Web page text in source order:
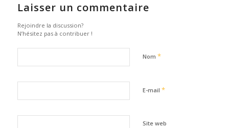
Laisser un commentaire
Rejoindre la discussion?
N’hésitez pas à contribuer !
Nom *
E-mail *
Site web